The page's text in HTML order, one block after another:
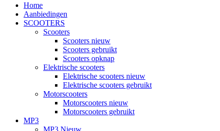
Home
Aanbiedingen
SCOOTERS
Scooters
Scooters nieuw
Scooters gebruikt
Scooters opknap
Elektrische scooters
Elektrische scooters nieuw
Elektrische scooters gebruikt
Motorscooters
Motorscooters nieuw
Motorscooters gebruikt
MP3
MP3 Nieuw